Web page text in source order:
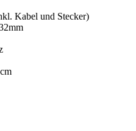
Kabel und Stecker)